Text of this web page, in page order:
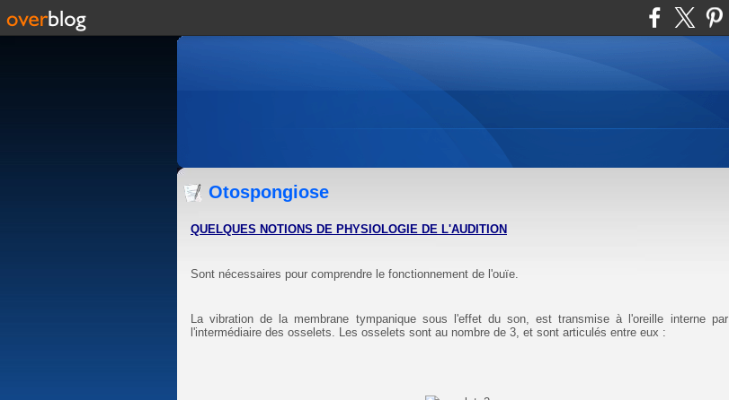
Otospongiose
QUELQUES NOTIONS DE PHYSIOLOGIE DE L'AUDITION
Sont nécessaires pour comprendre le fonctionnement de l'ouïe.
La vibration de la membrane tympanique sous l'effet du son, est transmise à l'oreille interne par
l'intermédiaire des osselets. Les osselets sont au nombre de 3, et sont articulés entre eux :